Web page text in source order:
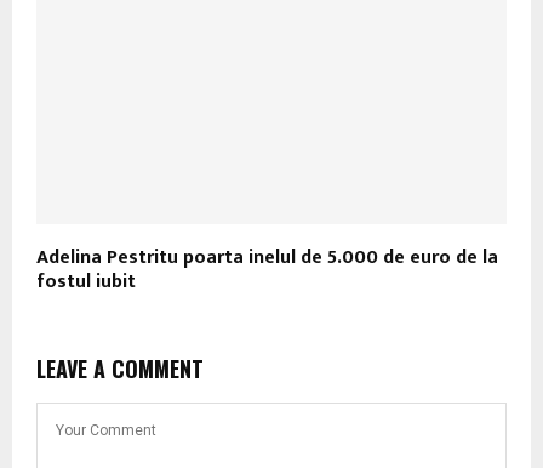
Adelina Pestritu poarta inelul de 5.000 de euro de la
fostul iubit
LEAVE A COMMENT